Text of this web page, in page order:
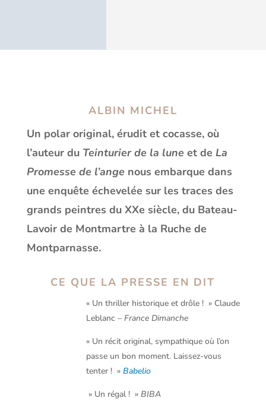
ALBIN MICHEL
Un polar original, érudit et cocasse, où
l’auteur du Teinturier de la lune et de La
Promesse de l’ange nous embarque dans
une enquête échevelée sur les traces des
grands peintres du XXe siècle, du Bateau-
Lavoir de Montmartre à la Ruche de
Montparnasse.
CE QUE LA PRESSE EN DIT
« Un thriller historique et drôle ! » Claude
Leblanc – France Dimanche
« Un récit original, sympathique où l’on
passe un bon moment. Laissez-vous
tenter ! » Babelio
» Un régal ! » BIBA